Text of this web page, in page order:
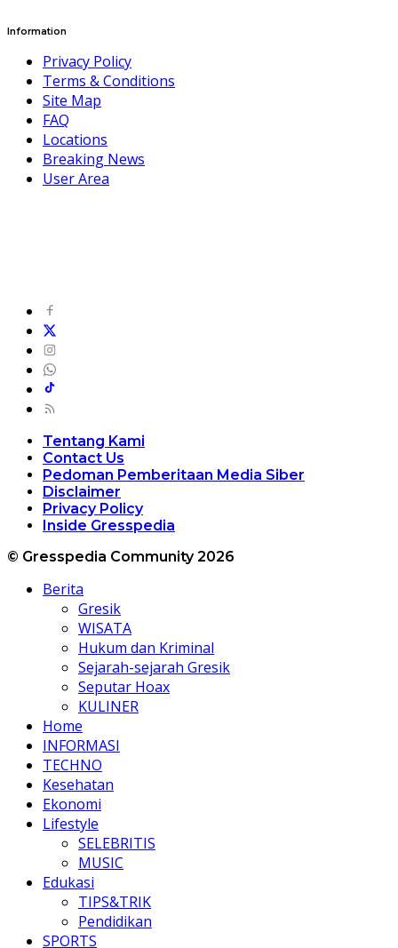
Information
Privacy Policy
Terms & Conditions
Site Map
FAQ
Locations
Breaking News
User Area
Tentang Kami
Contact Us
Pedoman Pemberitaan Media Siber
Disclaimer
Privacy Policy
Inside Gresspedia
© Gresspedia Community 2026
Berita
Gresik
WISATA
Hukum dan Kriminal
Sejarah-sejarah Gresik
Seputar Hoax
KULINER
Home
INFORMASI
TECHNO
Kesehatan
Ekonomi
Lifestyle
SELEBRITIS
MUSIC
Edukasi
TIPS&TRIK
Pendidikan
SPORTS